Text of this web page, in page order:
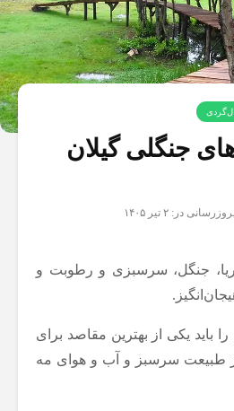
جنگلی گیلان
در: ۲ تیر ۱۴۰۵
جنگل، سرسبزی و رطوبت و
را باید یکی از بهترین مقاصد برای
طبیعت سرسبز و آب و هوای مه